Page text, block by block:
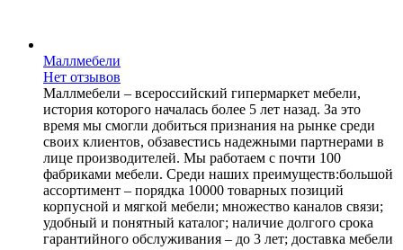
Маллмебели
Нет отзывов
Маллмебели – всероссийский гипермаркет мебели,
история которого началась более 5 лет назад. За это
время мы смогли добиться признания на рынке среди
своих клиентов, обзавестись надежными партнерами в
лице производителей. Мы работаем с почти 100
фабриками мебели. Среди наших преимуществ:большой
ассортимент – порядка 10000 товарных позиций
корпусной и мягкой мебели; множество каналов связи;
удобный и понятный каталог; наличие долгого срока
гарантийного обслуживания – до 3 лет; доставка мебели